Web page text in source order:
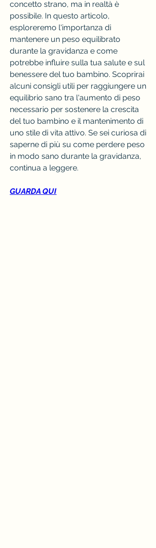
concetto strano, ma in realtà è
possibile. In questo articolo,
esploreremo l'importanza di
mantenere un peso equilibrato
durante la gravidanza e come
potrebbe influire sulla tua salute e sul
benessere del tuo bambino. Scoprirai
alcuni consigli utili per raggiungere un
equilibrio sano tra l'aumento di peso
necessario per sostenere la crescita
del tuo bambino e il mantenimento di
uno stile di vita attivo. Se sei curiosa di
saperne di più su come perdere peso
in modo sano durante la gravidanza,
continua a leggere.
GUARDA QUI